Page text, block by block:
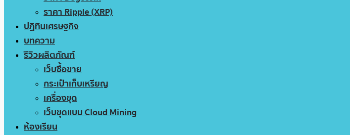
ราคา Ripple (XRP)
ปฏิทินเศรษฐกิจ
บทความ
รีวิวผลิตภัณฑ์
เว็บซื้อขาย
กระเป๋าเก็บเหรียญ
เครื่องขุด
เว็บขุดแบบ Cloud Mining
ห้องเรียน